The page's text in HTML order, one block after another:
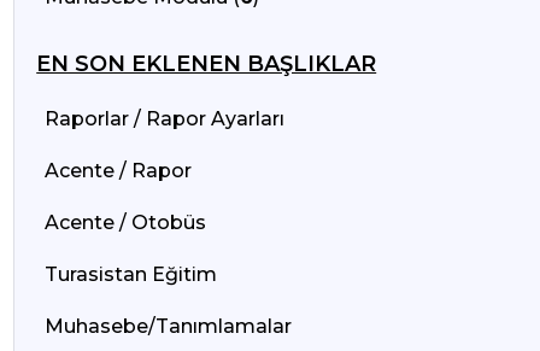
EN SON EKLENEN BAŞLIKLAR
Raporlar / Rapor Ayarları
Acente / Rapor
Acente / Otobüs
Turasistan Eğitim
Muhasebe/Tanımlamalar